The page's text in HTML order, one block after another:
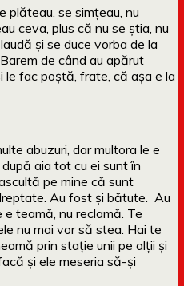
plăteau, se simțeau, nu
ceva, plus că nu se știa, nu
și se duce vorba de la
de când au apărut
le fac poștă, frate, că așa e la
abuzuri, dar multora le e
aia tot cu ei sunt în
pe mine că sunt
Au fost și bătute. Au
e teamă, nu reclamă. Te
nu mai vor să stea. Hai te
prin stație unii pe alții și
și ele meseria să-și